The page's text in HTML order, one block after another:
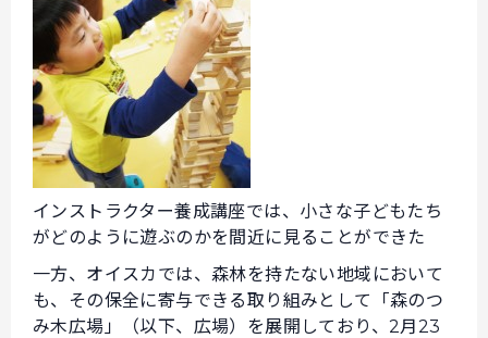
インストラクター養成講座では、小さな子どもたち
がどのように遊ぶのかを間近に見ることができた
一方、オイスカでは、森林を持たない地域において
も、その保全に寄与できる取り組みとして「森のつ
み木広場」（以下、広場）を展開しており、2月23